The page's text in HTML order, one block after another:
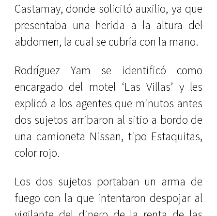
Castamay, donde solicitó auxilio, ya que
presentaba una herida a la altura del
abdomen, la cual se cubría con la mano.
Rodríguez Yam se identificó como
encargado del motel ‘Las Villas’ y les
explicó a los agentes que minutos antes
dos sujetos arribaron al sitio a bordo de
una camioneta Nissan, tipo Estaquitas,
color rojo.
Los dos sujetos portaban un arma de
fuego con la que intentaron despojar al